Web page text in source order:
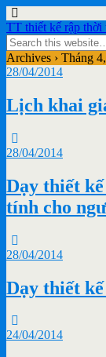
TT thiết kế rập thời
Archives › Tháng
28/04/2014
Lịch khai
28/04/2014
Dạy thiết
tính cho
28/04/2014
Dạy thiết
24/04/2014